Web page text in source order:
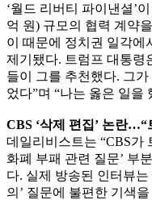
‘월드 리버티 파이낸셜’
억 원) 규모의 협력 계약
이 때문에 정치권 일각에
제기됐다. 트럼프 대통령
들이 그를 추천했다. 그
었다”며 “나는 옳은 일을
CBS ‘삭제 편집’ 논란
데일리비스트는 “CBS가
화폐 부패 관련 질문’ 부
다. 실제 방송된 인터뷰
의’ 질문에 불편한 기색